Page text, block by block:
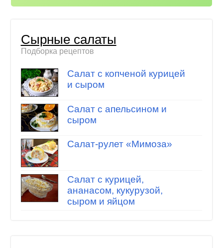
Сырные салаты
Подборка рецептов
Салат с копченой курицей
и сыром
Салат с апельсином и
сыром
Салат-рулет «Мимоза»
Салат с курицей,
ананасом, кукурузой,
сыром и яйцом